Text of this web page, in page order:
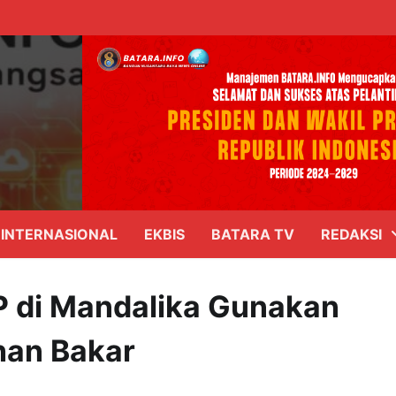
INTERNASIONAL EKBIS BATARA TV REDAKSI
di Mandalika Gunakan
Bakar